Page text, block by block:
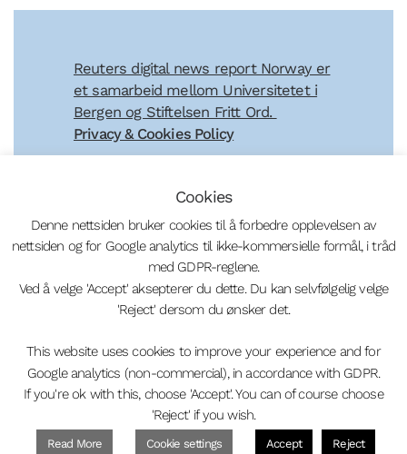
Reuters digital news report Norway er
et samarbeid mellom Universitetet i
Bergen og Stiftelsen Fritt Ord.
Privacy & Cookies Policy
© 2026Nyhetsbruk– All rights reserved
– Designed with the
Cookies
Denne nettsiden bruker cookies til å forbedre opplevelsen av
nettsiden og for Google analytics til ikke-kommersielle formål, i tråd
med GDPR-reglene.
Ved å velge 'Accept' aksepterer du dette. Du kan selvfølgelig velge
'Reject' dersom du ønsker det.
This website uses cookies to improve your experience and for
Google analytics (non-commercial), in accordance with GDPR.
If you're ok with this, choose 'Accept'. You can of course choose
'Reject' if you wish.
Read More Cookie settings Accept Reject